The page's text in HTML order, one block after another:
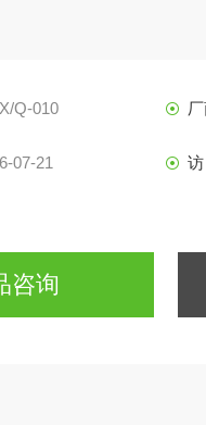
Q-010
07-21
咨询